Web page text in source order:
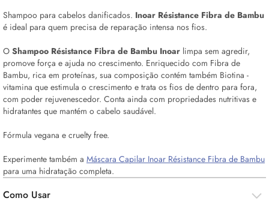
Shampoo para cabelos danificados. Inoar Résistance Fibra de Bambu
é ideal para quem precisa de reparação intensa nos fios.
O Shampoo Résistance Fibra de Bambu Inoar limpa sem agredir,
promove força e ajuda no crescimento. Enriquecido com Fibra de
Bambu, rica em proteínas, sua composição contém também Biotina -
vitamina que estimula o crescimento e trata os fios de dentro para fora,
com poder rejuvenescedor. Conta ainda com propriedades nutritivas e
hidratantes que mantém o cabelo saudável.
Fórmula vegana e cruelty free.
Experimente também a Máscara Capilar Inoar Résistance Fibra de Bambu
para uma hidratação completa.
Como Usar